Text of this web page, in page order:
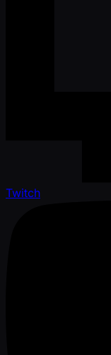
Twitch